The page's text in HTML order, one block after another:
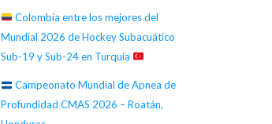
Colombia entre los mejores del
Mundial 2026 de Hockey Subacuático
Sub-19 y Sub-24 en Turquía
Campeonato Mundial de Apnea de
Profundidad CMAS 2026 – Roatán,